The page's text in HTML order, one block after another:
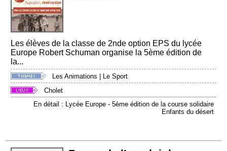
Les élèves de la classe de 2nde option EPS du lycée
Europe Robert Schuman organise la 5ème édition de
la...
Les Animations
Le Sport
Cholet
En détail : Lycée Europe - 5ème édition de la course solidaire
Enfants du désert